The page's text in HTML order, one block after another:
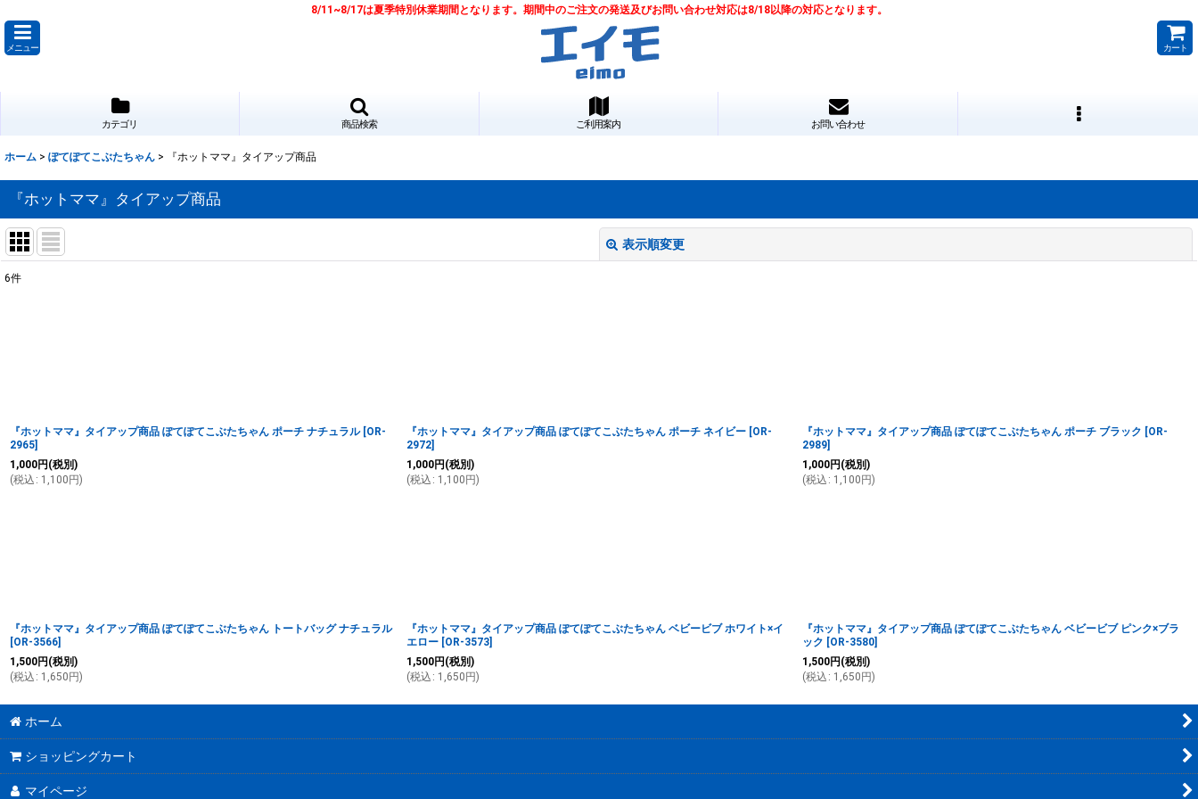
8/11~8/17は夏季特別休業期間となります。期間中のご注文の発送及びお問い合わせ対応は8/18以降の対応となります。
メニュー カート
カテゴリ 商品検索 ご利用案内 お問い合わせ
ホーム > ぽてぽてこぶたちゃん > 『ホットママ』タイアップ商品
『ホットママ』タイアップ商品
表示順変更
6件
『ホットママ』タイアップ商品 ぽてぽてこぶたちゃん ポーチ ナチュラル [OR-
2965]
1,000円 (税別)
(税込 : 1,100 円)
『ホットママ』タイアップ商品 ぽてぽてこぶたちゃん ポーチ ネイビー [OR-
2972]
1,000円 (税別)
(税込 : 1,100 円)
『ホットママ』タイアップ商品 ぽてぽてこぶたちゃん ポーチ ブラック [OR-
2989]
1,000円 (税別)
(税込 : 1,100 円)
『ホットママ』タイアップ商品 ぽてぽてこぶたちゃん トートバッグ ナチュラル
[OR-3566]
1,500円 (税別)
(税込 : 1,650 円)
『ホットママ』タイアップ商品 ぽてぽてこぶたちゃん ベビービブ ホワイト×イ
エロー [OR-3573]
1,500円 (税別)
(税込 : 1,650 円)
『ホットママ』タイアップ商品 ぽてぽてこぶたちゃん ベビービブ ピンク×ブラ
ック [OR-3580]
1,500円 (税別)
(税込 : 1,650 円)
ホーム
ショッピングカート
マイページ